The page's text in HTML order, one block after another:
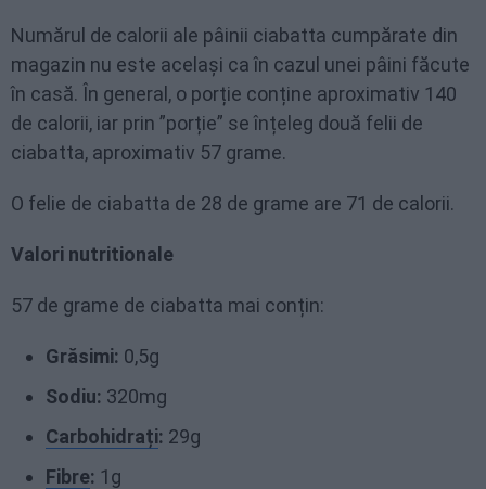
Numărul de calorii ale pâinii ciabatta cumpărate din
magazin nu este același ca în cazul unei pâini făcute
în casă. În general, o porție conține aproximativ 140
de calorii, iar prin ”porție” se înțeleg două felii de
ciabatta, aproximativ 57 grame.
O felie de ciabatta de 28 de grame are 71 de calorii.
Valori nutritionale
57 de grame de ciabatta mai conțin:
Grăsimi: 0,5g
Sodiu: 320mg
Carbohidrați: 29g
Fibre: 1g